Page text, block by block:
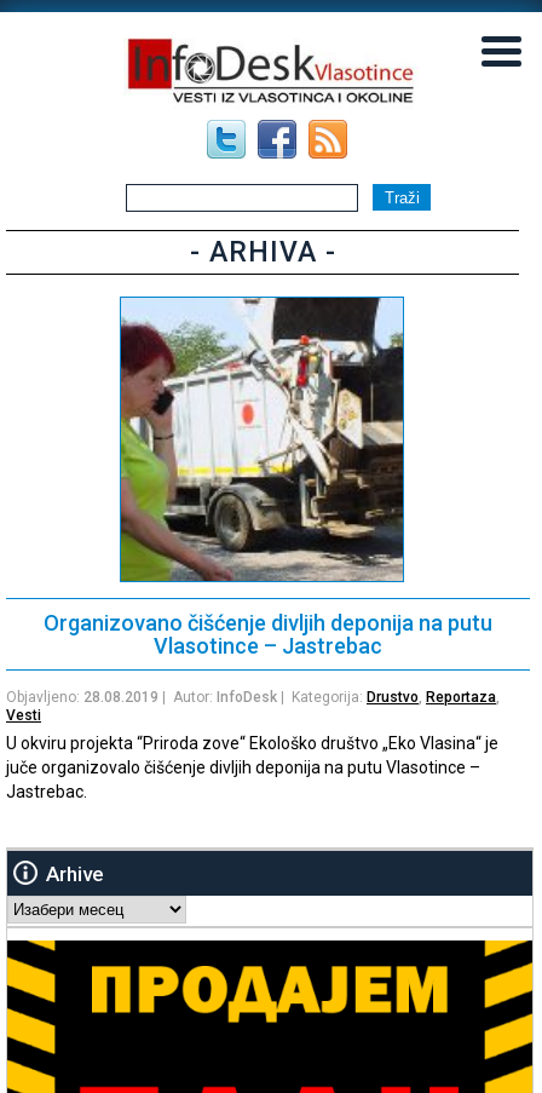
- ARHIVA -
Organizovano čišćenje divljih deponija na putu
Vlasotince – Jastrebac
Objavljeno: 28.08.2019 | Autor: InfoDesk | Kategorija: Drustvo, Reportaza,
Vesti
U okviru projekta “Priroda zove“ Ekološko društvo „Eko Vlasina“ je
juče organizovalo čišćenje divljih deponija na putu Vlasotince –
Jastrebac.
Arhive
Arhive